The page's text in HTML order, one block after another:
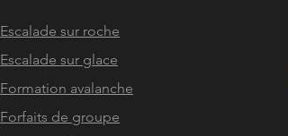
Escalade sur roche
Escalade sur glace
Formation avalanche
Forfaits de groupe